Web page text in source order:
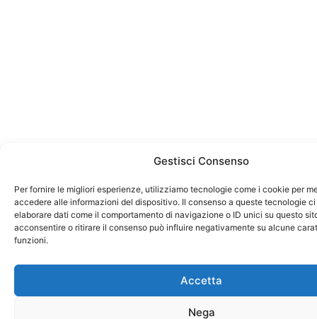
Gestisci Consenso
Per fornire le migliori esperienze, utilizziamo tecnologie come i cookie per
accedere alle informazioni del dispositivo. Il consenso a queste tecnologie
elaborare dati come il comportamento di navigazione o ID unici su questo
acconsentire o ritirare il consenso può influire negativamente su alcune
funzioni.
Accetta
Nega